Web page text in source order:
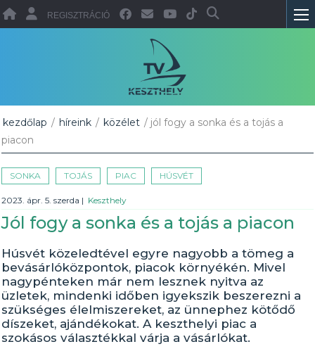
REGISZTRÁCIÓ
kezdőlap / híreink / közélet / jól fogy a sonka és a tojás a
piacon
SONKA TOJÁS PIAC HÚSVÉT
2023. ápr. 5. szerda | Keszthely
Jól fogy a sonka és a tojás a piacon
Húsvét közeledtével egyre nagyobb a tömeg a
bevásárlóközpontok, piacok környékén. Mivel
nagypénteken már nem lesznek nyitva az
üzletek, mindenki időben igyekszik beszerezni a
szükséges élelmiszereket, az ünnephez kötődő
díszeket, ajándékokat. A keszthelyi piac a
szokásos választékkal várja a vásárlókat.